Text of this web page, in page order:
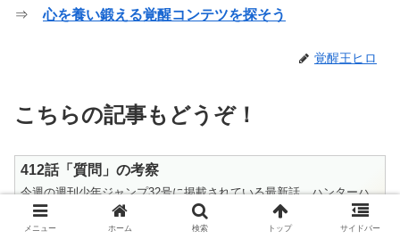
⇒心を養い鍛える覚醒コンテツを探そう
覚醒王ヒロ
こちらの記事もどうぞ！
412話「質問」の考察
今週の週刊少年ジャンプ32号に掲載されている最新話、ハンターハ
ンター412話「質問」を読んでみての考察です。HUNTER x
HUNTERの週刊連載をベースにしている軽めの考察と情報アップデ
ート記事です。ワブル王子に王位継承権がないという発...
2026.07.11
2026.07.13
メニュー ホーム 検索 トップ サイドバー